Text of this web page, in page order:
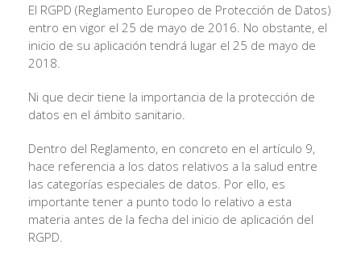
El RGPD (Reglamento Europeo de Protección de Datos)
entro en vigor el 25 de mayo de 2016. No obstante, el
inicio de su aplicación tendrá lugar el 25 de mayo de
2018.
Ni que decir tiene la importancia de la protección de
datos en el ámbito sanitario.
Dentro del Reglamento, en concreto en el artículo 9,
hace referencia a los datos relativos a la salud entre
las categorías especiales de datos. Por ello, es
importante tener a punto todo lo relativo a esta
materia antes de la fecha del inicio de aplicación del
RGPD.